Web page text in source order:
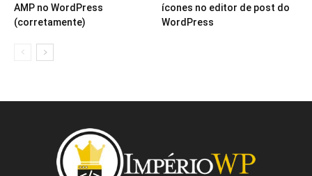
AMP no WordPress
(corretamente)
ícones no editor de post do
WordPress